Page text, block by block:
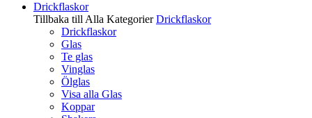
Drickflaskor
Tillbaka till Alla Kategorier Drickflaskor
Drickflaskor
Glas
Te glas
Vinglas
Ölglas
Visa alla Glas
Koppar